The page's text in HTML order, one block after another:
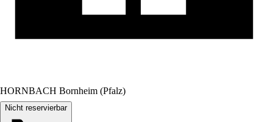
HORNBACH Bornheim (Pfalz)
Nicht reservierbar